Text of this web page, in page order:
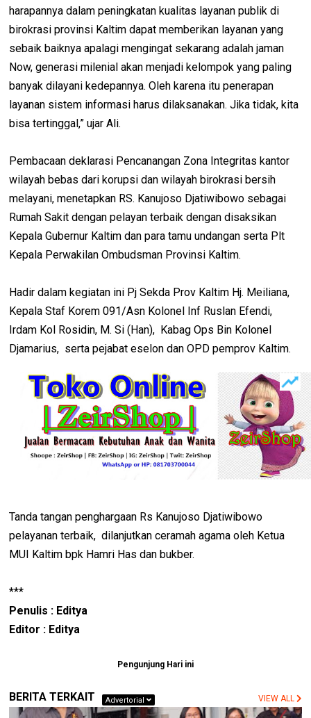
harapannya dalam peningkatan kualitas layanan publik di
birokrasi provinsi Kaltim dapat memberikan layanan yang
sebaik baiknya apalagi mengingat sekarang adalah jaman
Now, generasi milenial akan menjadi kelompok yang paling
banyak dilayani kedepannya. Oleh karena itu penerapan
layanan sistem informasi harus dilaksanakan. Jika tidak, kita
bisa tertinggal,” ujar Ali.
Pembacaan deklarasi Pencanangan Zona Integritas kantor
wilayah bebas dari korupsi dan wilayah birokrasi bersih
melayani, menetapkan RS. Kanujoso Djatiwibowo sebagai
Rumah Sakit dengan pelayan terbaik dengan disaksikan
Kepala Gubernur Kaltim dan para tamu undangan serta Plt
Kepala Perwakilan Ombudsman Provinsi Kaltim.
Hadir dalam kegiatan ini Pj Sekda Prov Kaltim Hj. Meiliana,
Kepala Staf Korem 091/Asn Kolonel Inf Ruslan Efendi,
Irdam Kol Rosidin, M. Si (Han), Kabag Ops Bin Kolonel
Djamarius, serta pejabat eselon dan OPD pemprov Kaltim.
Tanda tangan penghargaan Rs Kanujoso Djatiwibowo
pelayanan terbaik, dilanjutkan ceramah agama oleh Ketua
MUI Kaltim bpk Hamri Has dan bukber.
***
Penulis : Editya
Editor : Editya
Pengunjung Hari ini
BERITA TERKAIT Advertorial VIEW ALL